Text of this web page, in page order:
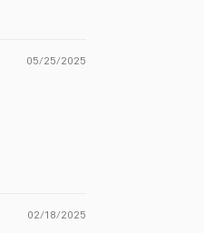
05/25/2025
02/18/2025